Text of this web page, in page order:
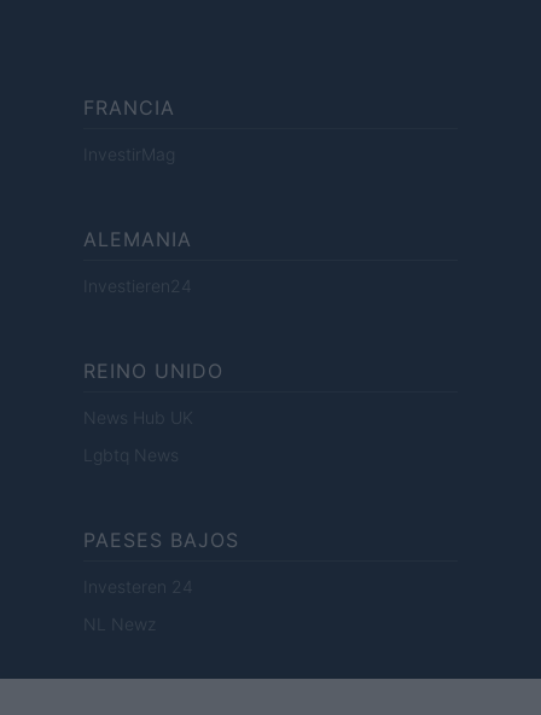
FRANCIA
InvestirMag
ALEMANIA
Investieren24
REINO UNIDO
News Hub UK
Lgbtq News
PAESES BAJOS
Investeren 24
NL Newz